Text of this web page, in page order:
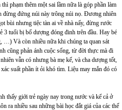
phạm thêm một sai lầm nữa là góp phần làm
đừng đứng núi này trông núi nọ. Đương nhiên
bùi nhưng tiệc tàn ai về nhà nấy, đừng rước
3 tuổi bị bố dượng đóng đinh trên đầu. Hay bé
…) Và còn nhiều nữa khi chúng ta quan sát
cũng phản ánh cuộc sống, từ đời thực mà đi
vẫn có nhưng bà mẹ kế, và cha dượng tốt,
suất phần ít ỏi khó tìm. Liệu may mắn đó có
thấy giới trẻ ngày nay trong nước và kể cả ở
ra nhiều sau những bài học đắt giá của các thế